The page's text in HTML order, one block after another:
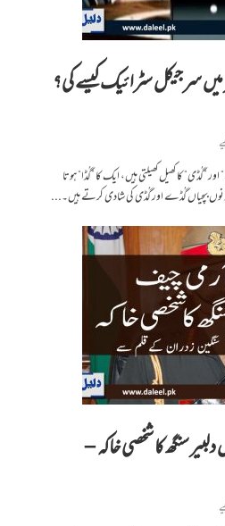
سرجیکل سٹرائیک کیسے کی؟
کا کھیل کھیلتی ہیں، ایک کا ”گُڈا“ ہوتا
بچیاں گُڈے اور گُڈی کی شادی کرتے ہیں۔...
سنگھ کا شخصی خاکہ –